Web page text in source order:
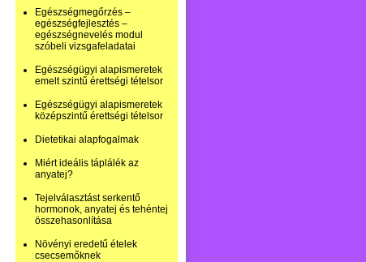
Egészségmegőrzés –
egészségfejlesztés –
egészségnevelés modul
szóbeli vizsgafeladatai
Egészségügyi alapismeretek
emelt szintű érettségi tételsor
Egészségügyi alapismeretek
középszintű érettségi tételsor
Dietetikai alapfogalmak
Miért ideális táplálék az
anyatej?
Tejelválasztást serkentő
hormonok, anyatej és tehéntej
összehasonlítása
Növényi eredetű ételek
csecsemőknek